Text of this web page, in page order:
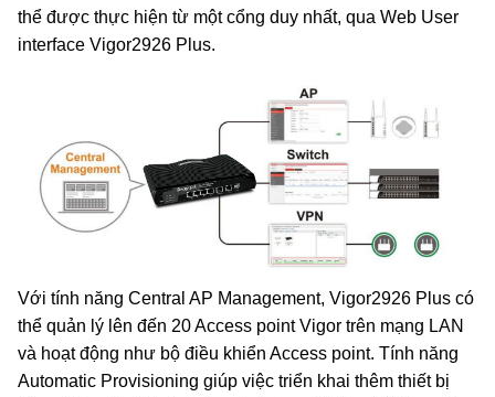
thể được thực hiện từ một cổng duy nhất, qua Web User
interface Vigor2926 Plus.
Với tính năng Central AP Management, Vigor2926 Plus có
thể quản lý lên đến 20 Access point Vigor trên mạng LAN
và hoạt động như bộ điều khiển Access point. Tính năng
Automatic Provisioning giúp việc triển khai thêm thiết bị